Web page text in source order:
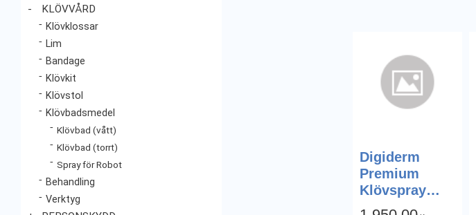
Digiderm
Premium
Klövspray
15% för robot
KLÖVVÅRD
Klövklossar
Lim
Bandage
Klövkit
Klövstol
Klövbadsmedel
Klövbad (vått)
Klövbad (torrt)
Spray för Robot
Behandling
Verktyg